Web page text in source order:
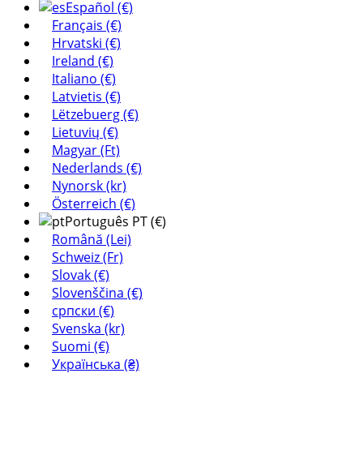
Español (€)
Français (€)
Hrvatski (€)
Ireland (€)
Italiano (€)
Latvietis (€)
Lëtzebuerg (€)
Lietuvių (€)
Magyar (Ft)
Nederlands (€)
Nynorsk (kr)
Österreich (€)
Português PT (€)
Română (Lei)
Schweiz (Fr)
Slovak (€)
Slovenščina (€)
српски (€)
Svenska (kr)
Suomi (€)
Українська (₴)